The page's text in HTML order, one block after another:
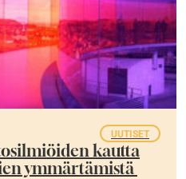
UUTISET
kautta
ymmärtämistä